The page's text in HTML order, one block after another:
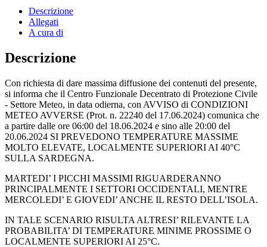
Descrizione
Allegati
A cura di
Descrizione
Con richiesta di dare massima diffusione dei contenuti del presente,
si informa che il Centro Funzionale Decentrato di Protezione Civile
- Settore Meteo, in data odierna, con AVVISO di CONDIZIONI
METEO AVVERSE (Prot. n. 22240 del 17.06.2024) comunica che
a partire dalle ore 06:00 del 18.06.2024 e sino alle 20:00 del
20.06.2024 SI PREVEDONO TEMPERATURE MASSIME
MOLTO ELEVATE, LOCALMENTE SUPERIORI AI 40°C
SULLA SARDEGNA.
MARTEDI’ I PICCHI MASSIMI RIGUARDERANNO
PRINCIPALMENTE I SETTORI OCCIDENTALI, MENTRE
MERCOLEDI’ E GIOVEDI’ ANCHE IL RESTO DELL’ISOLA.
IN TALE SCENARIO RISULTA ALTRESI’ RILEVANTE LA
PROBABILITA’ DI TEMPERATURE MINIME PROSSIME O
LOCALMENTE SUPERIORI AI 25°C.